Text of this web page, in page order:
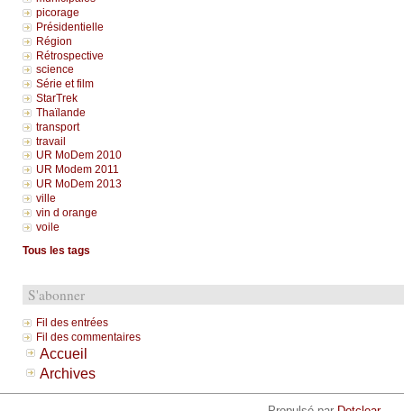
picorage
Présidentielle
Région
Rétrospective
science
Série et film
StarTrek
Thaïlande
transport
travail
UR MoDem 2010
UR Modem 2011
UR MoDem 2013
ville
vin d orange
voile
Tous les tags
S'abonner
Fil des entrées
Fil des commentaires
Accueil
Archives